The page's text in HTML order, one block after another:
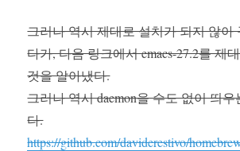
그러나 역시 제대로 설치가 되지 않아
다가, 다음 링크에서 emacs-27.2를 제
것을 알아냈다.
그러나 역시 daemon을 수도 없이 띄
다.
https://github.com/daviderestivo/